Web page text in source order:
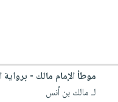
موطأ الإمام مالك -
لـ مالك بن أنس